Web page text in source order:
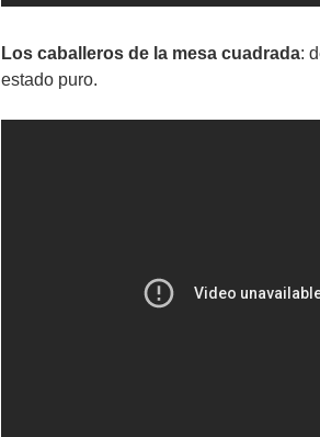
Los caballeros de la mesa cuadrada:
estado puro.